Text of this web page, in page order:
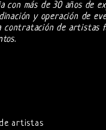
con más de 30 años de
y operación de
contratación de artistas
artistas